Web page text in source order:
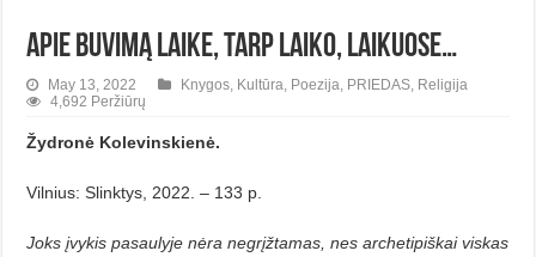
Apie buvimą laike, tarp laiko, laikuose…
May 13, 2022 Knygos Kultūra Poezija PRIEDAS Religija
4,692 Peržiūrų
Žydronė Kolevinskienė.
Vilnius: Slinktys, 2022. – 133 p.
Joks įvykis pasaulyje nėra negrįžtamas, nes archetipiškai viskas